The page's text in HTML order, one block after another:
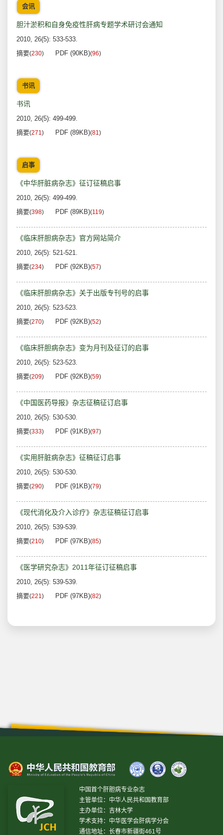
会讯
胆汁淤积和自身免疫性肝病专题学术研讨会通知
2010, 26(5): 533-533.
摘要(230) PDF (90KB)(96)
书讯
书讯
2010, 26(5): 499-499.
摘要(271) PDF (89KB)(81)
启事
《中华肝脏病杂志》征订征稿启事
2010, 26(5): 499-499.
摘要(398) PDF (89KB)(119)
《临床肝胆病杂志》官方网站简介
2010, 26(5): 521-521.
摘要(234) PDF (92KB)(57)
《临床肝胆病杂志》关于出版专刊号的启事
2010, 26(5): 523-523.
摘要(270) PDF (92KB)(52)
《临床肝胆病杂志》变为月刊及征订的启事
2010, 26(5): 523-523.
摘要(209) PDF (92KB)(59)
《中国医药导报》杂志征稿征订启事
2010, 26(5): 530-530.
摘要(333) PDF (91KB)(97)
《实用肝脏病杂志》征稿征订启事
2010, 26(5): 530-530.
摘要(290) PDF (91KB)(79)
《现代消化及介入诊疗》杂志征稿征订启事
2010, 26(5): 539-539.
摘要(210) PDF (97KB)(85)
《医学研究杂志》2011年征订征稿启事
2010, 26(5): 539-539.
摘要(221) PDF (97KB)(82)
中国首个肝胆病专业杂志
主管单位：中华人民共和国教育部
主办单位：吉林大学
学术支持：中华医学会肝病学分会
通信地址：长春市新疆街461号